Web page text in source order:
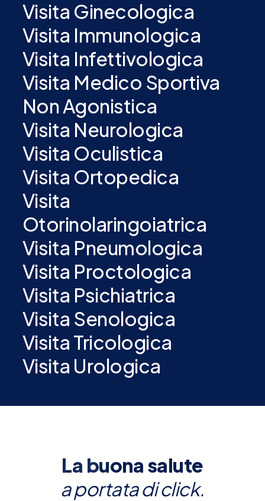
Visita Ginecologica
Visita Immunologica
Visita Infettivologica
Visita Medico Sportiva
Non Agonistica
Visita Neurologica
Visita Oculistica
Visita Ortopedica
Visita
Otorinolaringoiatrica
Visita Pneumologica
Visita Proctologica
Visita Psichiatrica
Visita Senologica
Visita Tricologica
Visita Urologica
La buona salute
a portata di click.